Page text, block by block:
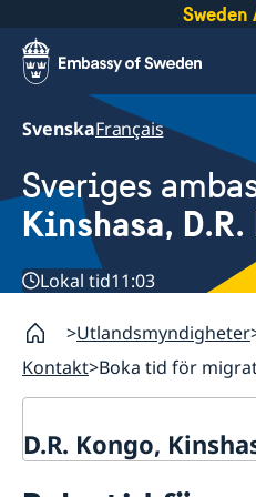
Sweden
SvenskaFrançais
Sveriges
Kinshasa,
Lokal tid11:03
Utlandsmyndigheter
Kontakt Boka tid för
D.R. Kongo,